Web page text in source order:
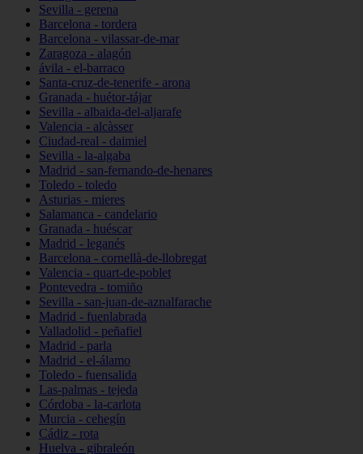
Sevilla - gerena
Barcelona - tordera
Barcelona - vilassar-de-mar
Zaragoza - alagón
ávila - el-barraco
Santa-cruz-de-tenerife - arona
Granada - huétor-tájar
Sevilla - albaida-del-aljarafe
Valencia - alcàsser
Ciudad-real - daimiel
Sevilla - la-algaba
Madrid - san-fernando-de-henares
Toledo - toledo
Asturias - mieres
Salamanca - candelario
Granada - huéscar
Madrid - leganés
Barcelona - cornellà-de-llobregat
Valencia - quart-de-poblet
Pontevedra - tomiño
Sevilla - san-juan-de-aznalfarache
Madrid - fuenlabrada
Valladolid - peñafiel
Madrid - parla
Madrid - el-álamo
Toledo - fuensalida
Las-palmas - tejeda
Córdoba - la-carlota
Murcia - cehegín
Cádiz - rota
Huelva - gibraleón